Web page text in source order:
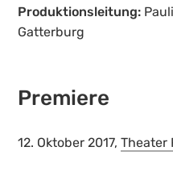
Produktionsleitung:
Gatterburg
Premiere
12. Oktober 2017,Theater